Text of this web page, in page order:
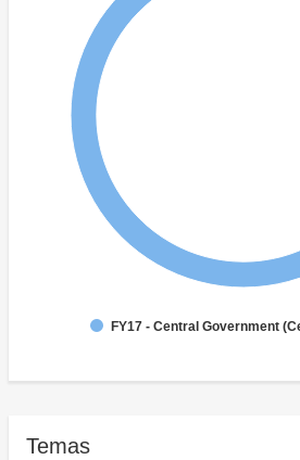
FY17 - Central Government
Temas